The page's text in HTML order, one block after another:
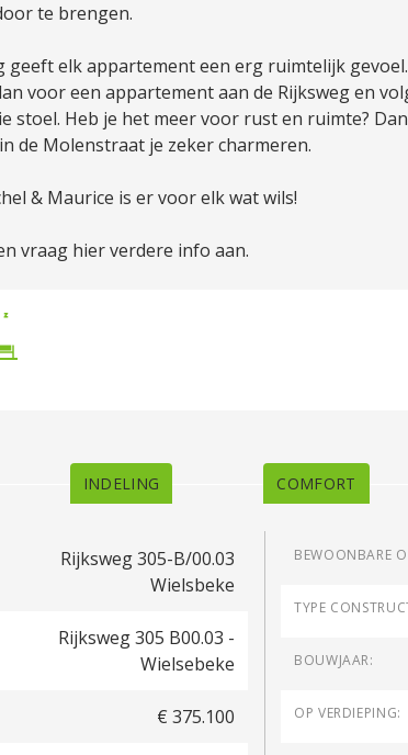
te brengen.
geeft elk appartement een erg ruimtelijk
voor een appartement aan de Rijksweg en
stoel. Heb je het meer voor rust en ruimte?
de Molenstraat je zeker charmeren.
& Maurice is er voor elk wat wils!
vraag hier verdere info aan.
INDELING COMFORT
Rijksweg 305-B/00.03
Wielsbeke
Rijksweg 305 B00.03 -
Wielsebeke
€ 375.100
BEWOONBARE
TYPE
BOUWJAAR:
OP VERDIEPING: